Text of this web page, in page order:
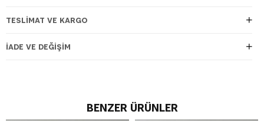
TESLIMAT VE KARGO
İADE VE DEĞIŞIM
BENZER ÜRÜNLER